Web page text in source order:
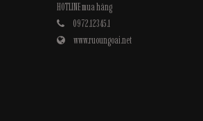
HOTLINE mua hàng
0972.12345.1
www.ruoungoai.net